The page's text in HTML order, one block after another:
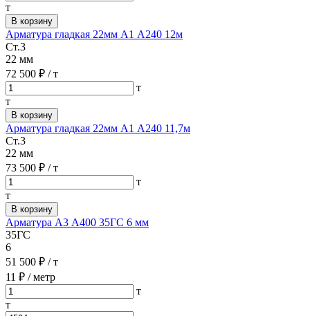
т
В корзину
Арматура гладкая 22мм А1 А240 12м
Ст.3
22 мм
72 500 ₽ / т
т
т
В корзину
Арматура гладкая 22мм А1 А240 11,7м
Ст.3
22 мм
73 500 ₽ / т
т
т
В корзину
Арматура А3 А400 35ГС 6 мм
35ГС
6
51 500 ₽ / т
11 ₽ / метр
т
т